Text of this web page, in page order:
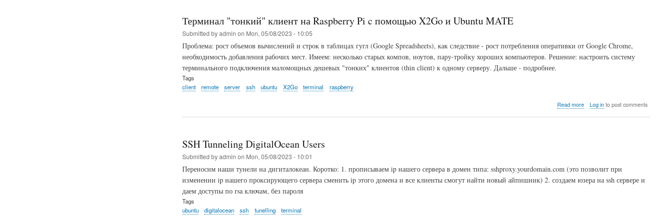
Терминал "тонкий" клиент на Raspberry Pi c помощью X2Go и Ubuntu MATE
Submitted byadmin on Mon, 05/08/2023 - 10:05
Проблема: рост объемов вычислений и строк в таблицах гугл (Google Spreadsheets), как следствие - рост потребления оперативки от Google Chrome,
необходимость добавления рабочих мест. Имеем: несколько старых компов, ноутов, пару-тройку хороших компьютеров. Решение: настроить систему
терминального подключения маломощных дешевых "тонких" клиентов (thin client) к одному серверу. Дальше - подробнее.
Tags
client
remote server ssh ubuntu X2Go terminal raspberry
Read moreabout
помощью
X2Go
Log into post comments
SSH Tunneling DigitalOcean Users
Submitted byadmin on Mon, 05/08/2023 - 10:01
Переносим наши тунели на дигиталокеан. Коротко: 1. прописываем ip нашего сервера в домен типа: sshproxy.yourdomain.com (это позволит при
изменении ip нашего проксирующего сервера сменить ip этого домена и все клиенты смогут найти новый айпишник) 2. создаем юзера на ssh сервере и
даем доступы по rsa ключам, без пароля
Tags
ubuntu
digitalocean ssh tunelling terminal